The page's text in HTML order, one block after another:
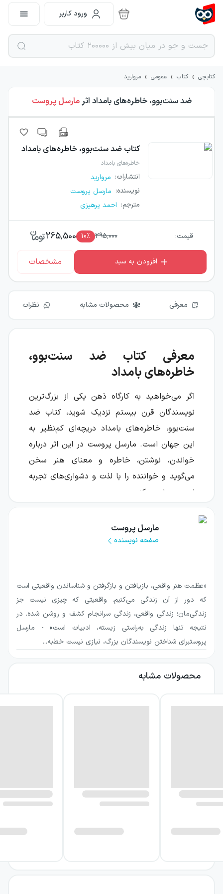
ورود کاربر
کتابچی › کتاب › عمومی › مروارید
ضد سنت‌بوو، خاطره‌های بامداد اثرمارسل پروست
کتاب ضد سنت‌بوو، خاطره‌های بامداد
خاطره‌های بامداد
انتشارات: مروارید
نویسنده: مارسل پروست
مترجم: احمد پرهیزی
قیمت: 295,000
10٪ 265,500
افزودن به سبد مشخصات
معرفی محصولات مشابه نظرات
معرفی کتاب ضد سنت‌بوو،
خاطره‌های بامداد
اگر می‌خواهید به کارگاه ذهن یکی از بزرگ‌ترین
نویسندگان قرن بیستم نزدیک شوید، کتاب ضد
سنت‌بوو، خاطره‌های بامداد دریچه‌ای کم‌نظیر به
این جهان است. مارسل پروست در این اثر درباره
خواندن، نوشتن، خاطره و معنای هنر سخن
می‌گوید و خواننده را با لذت و دشواری‌های تجربه
ادبی همراه می‌کند.
مجموعه‌ای از تأمل‌ها، خاطرات، قصه‌ها و
گفت‌وگوهای درونی نویسنده. پروست در بخشی از
سنت‌بوو، منتقد ادبی فرانسوی، پاسخ می‌دهد و در
بخش‌های دیگر از زنان، مردان و نویسندگانی
می‌گوید که دوستشان دارد. زبان کتاب نسبت به
بسیاری از نوشته‌های پروست روشن‌تر و ساده‌تر
است، اما همچنان ظرافت، نبوغ و حساسیت ویژه
درباره کتاب ضد سنت‌بوو،
می‌کوشد نشان دهد خواندن چگونه می‌تواند به
تجربه‌ای شخصی، عاطفی و عمیق تبدیل شود. از
اطلاعات نیست، بلکه مشارکت در نوعی لذت و
مارسل پروست
صفحه نویسنده
«عظمت هنر واقعی، بازیافتن و بازگرفتن و شناساندن واقعیتی است
که دور از آن زندگی می‌کنیم. واقعیتی که چیزی نیست جز
زندگی‌مان؛ زندگی واقعی، زندگی سرانجام کشف و روشن شده. در
نتیجه تنها زندگی به‌راستی زیسته، ادبیات است» - مارسل
پروستبرای شناختن نویسندگان بزرگ، نیازی نیست خط‌به‌...
محصولات مشابه